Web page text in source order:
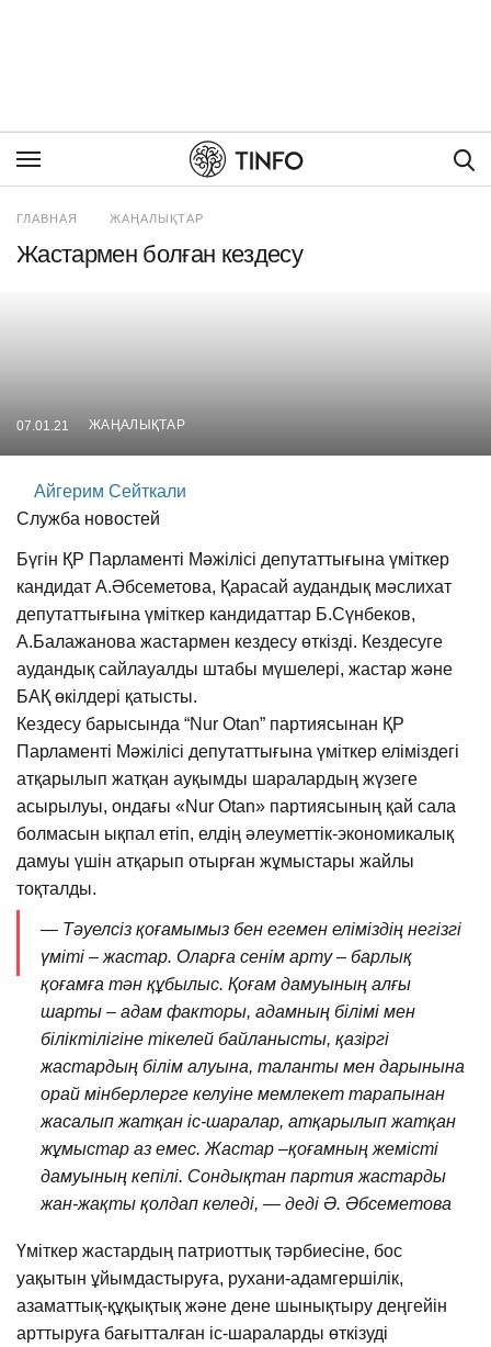
ГЛАВНАЯ ЖАҢАЛЫҚТАР
Жастармен болған кездесу
07.01.21 ЖАҢАЛЫҚТАР
Айгерим Сейткали
Служба новостей
Бүгін ҚР Парламенті Мәжілісі депутаттығына үміткер
кандидат А.Әбсеметова, Қарасай аудандық мәслихат
депутаттығына үміткер кандидаттар Б.Сүнбеков,
А.Балажанова жастармен кездесу өткізді. Кездесуге
аудандық сайлауалды штабы мүшелері, жастар және
БАҚ өкілдері қатысты.
Кездесу барысында “Nur Otan” партиясынан ҚР
Парламенті Мәжілісі депутаттығына үміткер еліміздегі
атқарылып жатқан ауқымды шаралардың жүзеге
асырылуы, ондағы «Nur Otan» партиясының қай сала
болмасын ықпал етіп, елдің әлеуметтік-экономикалық
дамуы үшін атқарып отырған жұмыстары жайлы
тоқталды.
— Тәуелсіз қоғамымыз бен егемен еліміздің негізгі
үміті – жастар. Оларға сенім арту – барлық
қоғамға тән құбылыс. Қоғам дамуының алғы
шарты – адам факторы, адамның білімі мен
біліктілігіне тікелей байланысты, қазіргі
жастардың білім алуына, таланты мен дарынына
орай мінберлерге келуіне мемлекет тарапынан
жасалып жатқан іс-шаралар, атқарылып жатқан
жұмыстар аз емес. Жастар –қоғамның жемісті
дамуының кепілі. Сондықтан партия жастарды
жан-жақты қолдап келеді, — деді Ә. Әбсеметова
Үміткер жастардың патриоттық тәрбиесіне, бос
уақытын ұйымдастыруға, рухани-адамгершілік,
азаматтық-құқықтық және дене шынықтыру деңгейін
арттыруға бағытталған іс-шараларды өткізуді